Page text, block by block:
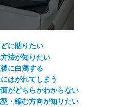
に貼りたい
法が知りたい
に白濁する
はがれてしまう
がどちらかわからない
・縮む方向が知りたい